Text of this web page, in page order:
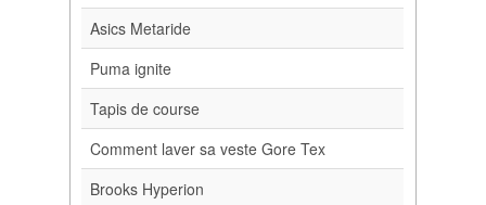
Asics Metaride
Puma ignite
Tapis de course
Comment laver sa veste Gore Tex
Brooks Hyperion